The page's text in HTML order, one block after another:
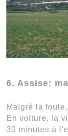
6. Assise:
Malgré la
En voiture, la
30 minutes à